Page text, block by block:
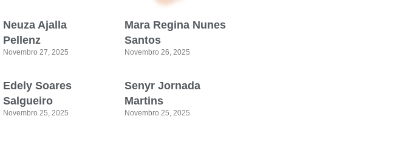
Neuza Ajalla
Pellenz
Novembro 27, 2025
Mara Regina Nunes
Santos
Novembro 26, 2025
Edely Soares
Salgueiro
Novembro 25, 2025
Senyr Jornada
Martins
Novembro 25, 2025